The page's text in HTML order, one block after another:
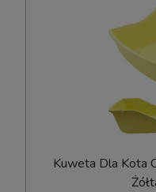
Kuweta Dla Kota